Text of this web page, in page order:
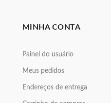
MINHA CONTA
Painel do usuário
Meus pedidos
Endereços de entrega